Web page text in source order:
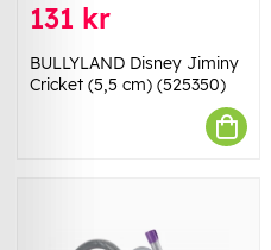
131 kr
BULLYLAND Disney Jiminy
Cricket (5,5 cm) (525350)